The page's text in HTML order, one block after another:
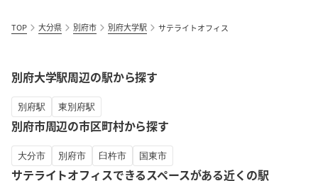
TOP 大分県 別府市 別府大学駅 サテライトオフィス
別府大学駅周辺の駅から探す
別府駅 東別府駅
別府市周辺の市区町村から探す
大分市 別府市 臼杵市 国東市
サテライトオフィスできるスペースがある近くの駅